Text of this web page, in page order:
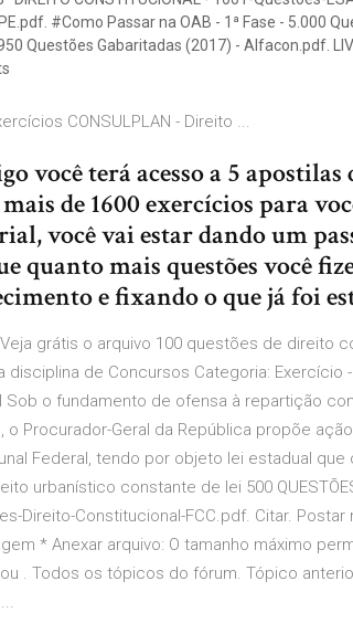
#Como Passar na OAB - 1ª Fase - 5.000
Questões Gabaritadas (2017) - Alfacon.pdf.
CONSULPLAN - Direito ...
você terá acesso a 5
de 1600 exercícios para
você vai estar dando um
quanto mais questões você
e fixando o que já foi
Veja grátis o arquivo 100 questões de direito
disciplina de Concursos Categoria: Exercício
Sob o fundamento de ofensa à repartição
o Procurador-Geral da República propõe
Federal, tendo por objeto lei estadual
urbanístico constante de lei 500
Direito-Constitucional-FCC.pdf. Citar.
* Anexar arquivo: O tamanho máximo
. Todos os tópicos do fórum. Tópico